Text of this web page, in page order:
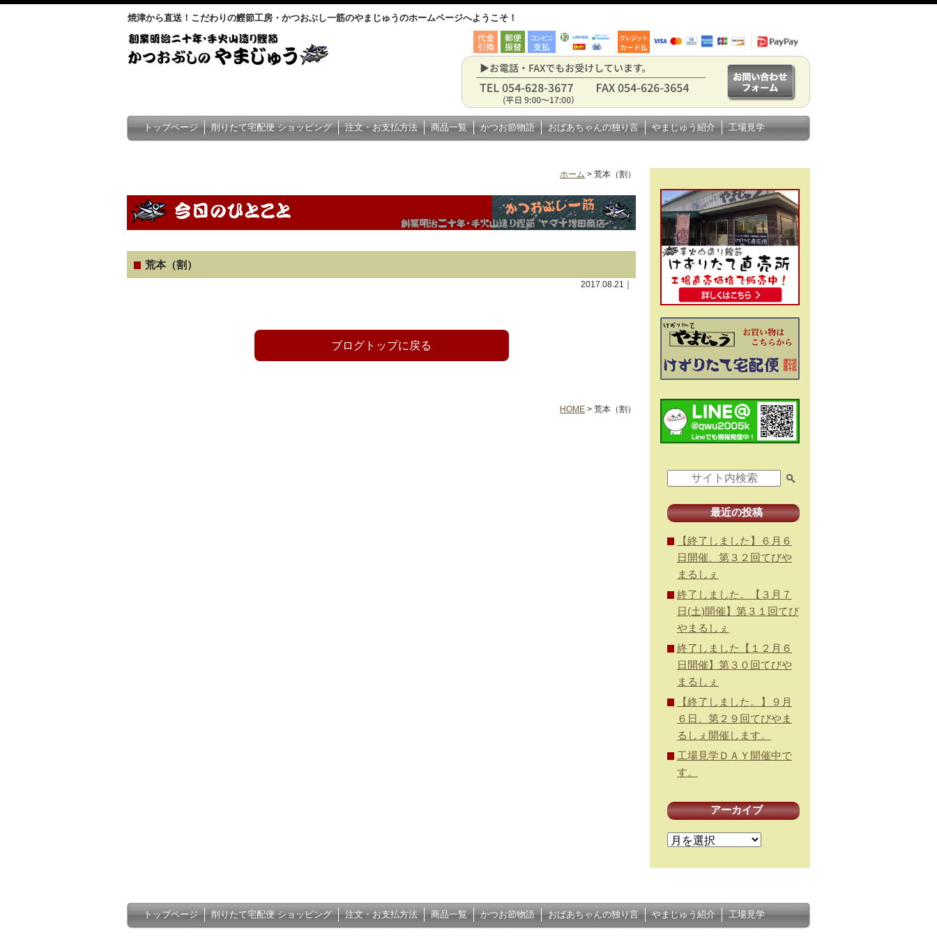
焼津から直送！こだわりの鰹節工房・かつおぶし一筋のやまじゅうのホームページへようこそ！
トップページ 削りたて宅配便 ショッピング 注文・お支払方法 商品一覧 かつお節物語 おばあちゃんの独り言 やまじゅう紹介 工場見学
ホーム > 荒本（割）
荒本（割）
2017.08.21｜
ブログトップに戻る
HOME > 荒本（割）
最近の投稿
【終了しました】６月６
日開催、第３２回てびや
まるしぇ
終了しました。【３月７
日(土)開催】第３１回てび
やまるしぇ
終了しました【１２月６
日開催】第３０回てびや
まるしぇ
【終了しました。】９月
６日、第２９回てびやま
るしぇ開催します。
工場見学ＤＡＹ開催中で
す。
アーカイブ
ア
カ
ブ
トップページ 削りたて宅配便 ショッピング 注文・お支払方法 商品一覧 かつお節物語 おばあちゃんの独り言 やまじゅう紹介 工場見学